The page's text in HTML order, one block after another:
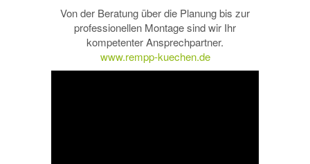
Von der Beratung über die Planung bis zur
professionellen Montage sind wir Ihr
kompetenter Ansprechpartner.
www.rempp-kuechen.de